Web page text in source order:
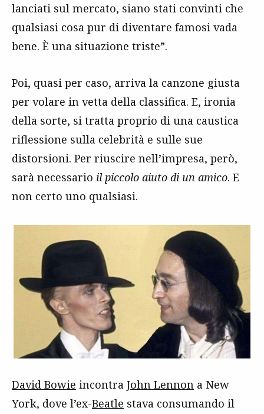
lanciati sul mercato, siano stati convinti che
qualsiasi cosa pur di diventare famosi vada
bene. È una situazione triste”.
Poi, quasi per caso, arriva la canzone giusta
per volare in vetta della classifica. E, ironia
della sorte, si tratta proprio di una caustica
riflessione sulla celebrità e sulle sue
distorsioni. Per riuscire nell’impresa, però,
sarà necessario il piccolo aiuto di un amico. E
non certo uno qualsiasi.
David Bowie incontra John Lennon a New
York, dove l’ex-Beatle stava consumando il